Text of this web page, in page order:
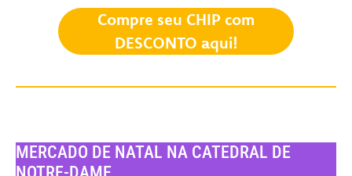
Compre seu CHIP com
DESCONTO aqui!
MERCADO DE NATAL NA CATEDRAL DE